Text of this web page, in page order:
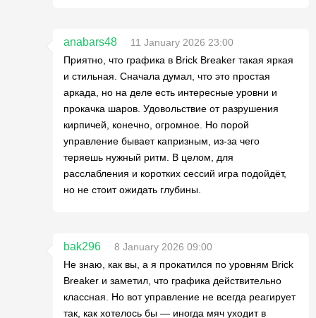
anabars48
11 January 2026 23:00
Приятно, что графика в Brick Breaker такая яркая
и стильная. Сначала думал, что это простая
аркада, но на деле есть интересные уровни и
прокачка шаров. Удовольствие от разрушения
кирпичей, конечно, огромное. Но порой
управление бывает капризным, из-за чего
теряешь нужный ритм. В целом, для
расслабления и коротких сессий игра подойдёт,
но не стоит ожидать глубины.
bak296
8 January 2026 09:00
Не знаю, как вы, а я прокатился по уровням Brick
Breaker и заметил, что графика действительно
классная. Но вот управление не всегда реагирует
так, как хотелось бы — иногда мяч уходит в